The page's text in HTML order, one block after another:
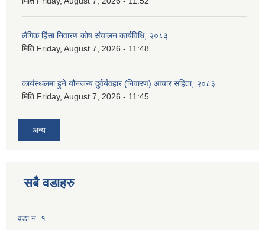
लैंगिक हिंसा निवारण कोष संचालन कार्यविधि, २०८३
मिति Friday, August 7, 2026 - 11:48
कार्यस्थलमा हुने यौनजन्य दुर्वर्यवहार (निवारण) आचार संहिता, २०८३
मिति Friday, August 7, 2026 - 11:45
अन्य
सबै वडाहरु
वडा नं. १